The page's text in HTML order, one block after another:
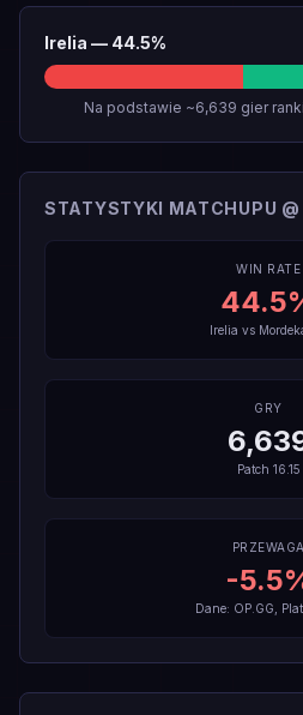
Irelia — 44.5%
Na podstawie ~6,639 gier
STATYSTYKI MATCHUPU @
WIN RATE
44.5
Irelia vs
GRY
Patch 16.15
PRZEWAGA
-5.5
Dane: OP.GG,